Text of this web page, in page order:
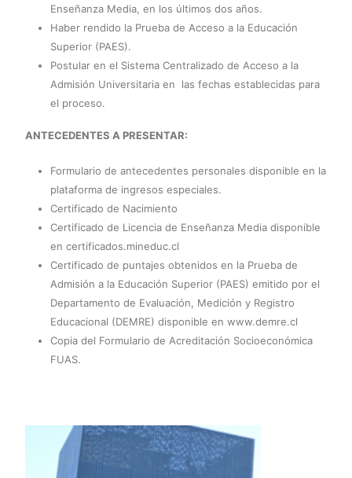
Enseñanza Media, en los últimos dos años.
Haber rendido la Prueba de Acceso a la Educación
Superior (PAES).
Postular en el Sistema Centralizado de Acceso a la
Admisión Universitaria en las fechas establecidas para
el proceso.
ANTECEDENTES A PRESENTAR:
Formulario de antecedentes personales disponible en la
plataforma de ingresos especiales.
Certificado de Nacimiento
Certificado de Licencia de Enseñanza Media disponible
en certificados.mineduc.cl
Certificado de puntajes obtenidos en la Prueba de
Admisión a la Educación Superior (PAES) emitido por el
Departamento de Evaluación, Medición y Registro
Educacional (DEMRE) disponible en www.demre.cl
Copia del Formulario de Acreditación Socioeconómica
FUAS.